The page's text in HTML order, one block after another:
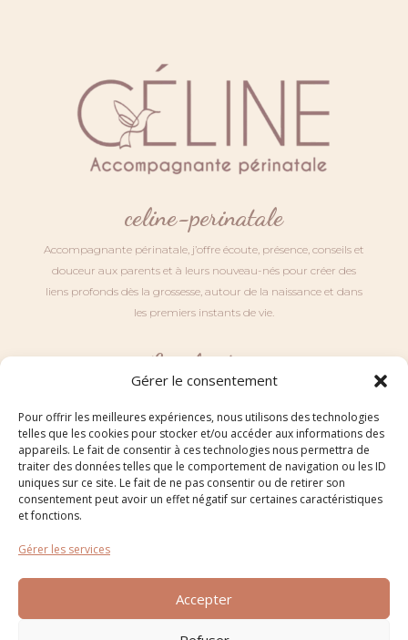
Gérer le consentement
Pour offrir les meilleures expériences, nous utilisons des technologies
telles que les cookies pour stocker et/ou accéder aux informations des
appareils. Le fait de consentir à ces technologies nous permettra de
traiter des données telles que le comportement de navigation ou les ID
uniques sur ce site. Le fait de ne pas consentir ou de retirer son
consentement peut avoir un effet négatif sur certaines caractéristiques
et fonctions.
Gérer les services
Accepter
celine-perinatale
Accompagnante périnatale, j’offre écoute, présence, conseils et
douceur aux parents et à leurs nouveau-nés pour créer des
liens profonds dès la grossesse, autour de la naissance et dans
les premiers instants de vie.
Localisation
l’Huilerie à Saint Maurice sur Fessard (45700).
Horaires
Chaque mercredi, vendrediet samedi: de 9h à 18h.
Les autres jours, en soirée
disponibilités (me contacter directement pour convenir d’un